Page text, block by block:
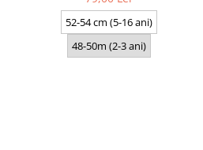
52-54 cm (5-16 ani)
48-50m (2-3 ani)